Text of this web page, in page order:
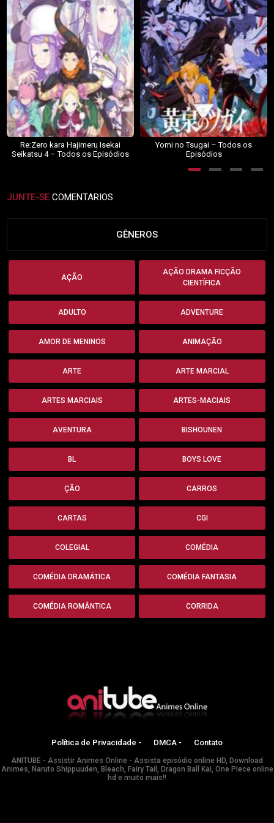
Re:Zero kara Hajimeru Isekai
Seikatsu 4 – Todos os Episódios
Yomi no Tsugai – Todos os
Episódios
JUNTE-SE COMENTARIOS
GÊNEROS
AÇÃO
AÇÃO DRAMA FICÇÃO
CIENTÍFICA
ADULTO ADVENTURE
AMOR DE MENINOS ANIMAÇÃO
ARTE ARTE MARCIAL
ARTES MARCIAIS ARTES-MACIAIS
AVENTURA BISHOUNEN
BL BOYS LOVE
ÇÃO CARROS
CARTAS CGI
COLEGIAL COMÉDIA
COMÉDIA DRAMÁTICA COMÉDIA FANTASIA
COMÉDIA ROMÂNTICA CORRIDA
Política de Privacidade - DMCA - Contato
ANITUBE - Assistir Animes Online - Assista episódio online HD, Download
Animes, Naruto Shippuuden, Bleach, Fairy Tail, Dragon Ball Kai, One Piece online
hd e muito mais!!